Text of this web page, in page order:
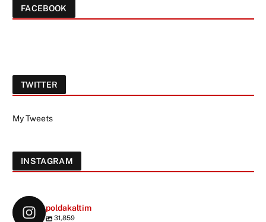
FACEBOOK
TWITTER
My Tweets
INSTAGRAM
poldakaltim
31,859